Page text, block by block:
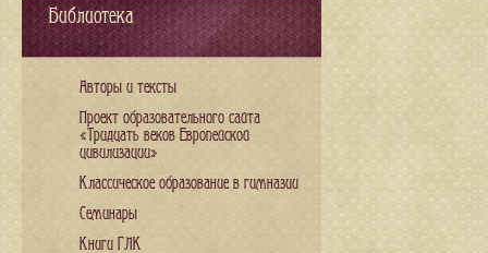
Библиотека
Авторы и тексты
Проект образовательного сайта
«Тридцать веков Европейской
цивилизации»
Классическое образование в гимназии
Семинары
Книги ГЛК